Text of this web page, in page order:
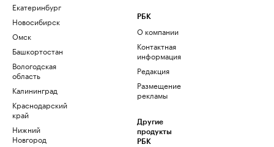
Екатеринбург
Новосибирск
Омск
Башкортостан
Вологодская
область
Калининград
Краснодарский
край
Нижний
Новгород
РБК
О компании
Контактная
информация
Редакция
Размещение
рекламы
Другие
продукты
РБК